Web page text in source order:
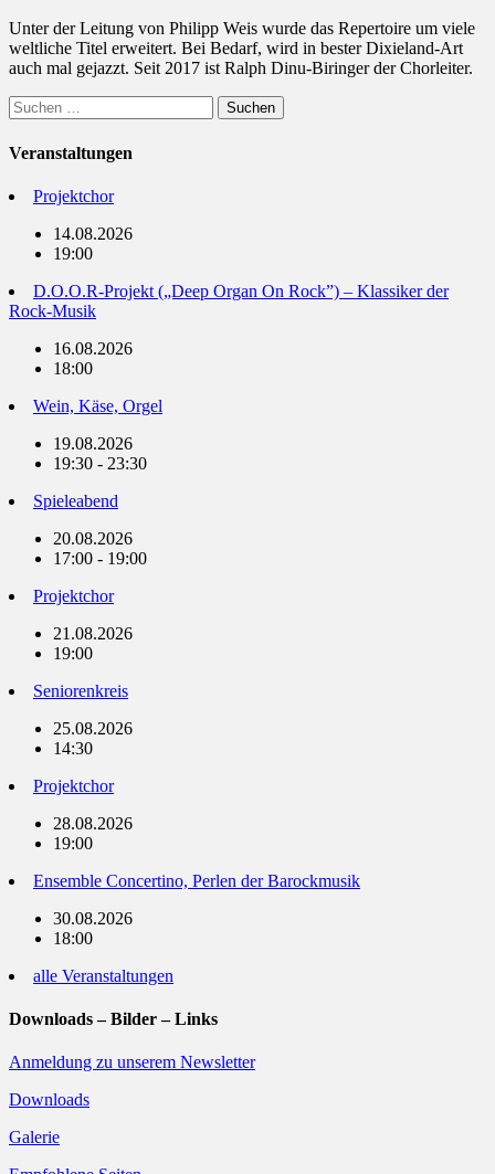
Unter der Leitung von Philipp Weis wurde das Repertoire um viele
weltliche Titel erweitert. Bei Bedarf, wird in bester Dixieland-Art
auch mal gejazzt. Seit 2017 ist Ralph Dinu-Biringer der Chorleiter.
Suchen
nach:
Veranstaltungen
Projektchor
14.08.2026
19:00
D.O.O.R-Projekt („Deep Organ On Rock”) – Klassiker der
Rock-Musik
16.08.2026
18:00
Wein, Käse, Orgel
19.08.2026
19:30 - 23:30
Spieleabend
20.08.2026
17:00 - 19:00
Projektchor
21.08.2026
19:00
Seniorenkreis
25.08.2026
14:30
Projektchor
28.08.2026
19:00
Ensemble Concertino, Perlen der Barockmusik
30.08.2026
18:00
alle Veranstaltungen
Downloads – Bilder – Links
Anmeldung zu unserem Newsletter
Downloads
Galerie